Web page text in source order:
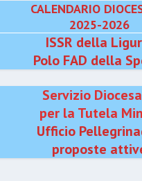
CALENDARIO
2025-2026
ISSR della
Polo FAD della
Servizio
per la Tutela
Ufficio
proposte